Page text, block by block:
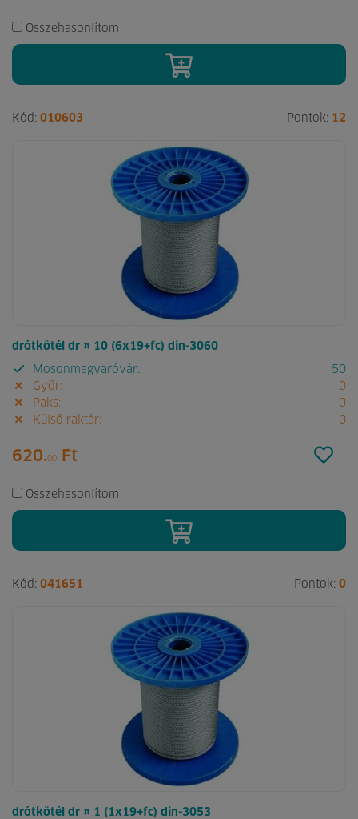
Összehasonlítom
Kód: 010603 Pontok: 12
drótkötél dr ¤ 10 (6x19+fc) din-3060
Mosonmagyaróvár:
50
Győr:
0
Paks:
0
Külső raktár:
0
620.00 Ft
Összehasonlítom
Kód: 041651 Pontok: 0
drótkötél dr ¤ 1 (1x19+fc) din-3053